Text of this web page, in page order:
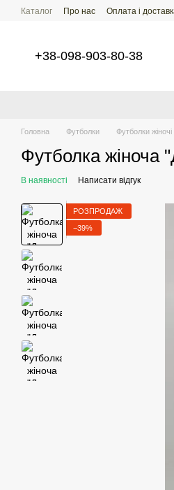
Перейти до основного контенту
Каталог Про нас Оплата і
+38-098-903-80-38
Головна Футболки Футболки жіночі
Футболка жіноча
В наявності Написати відгук
РОЗПРОДАЖ
−39%